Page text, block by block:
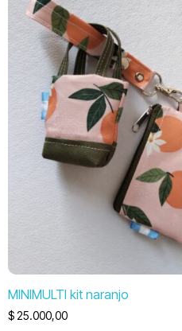
MINIMULTI kit naranjo
$ 25.000,00